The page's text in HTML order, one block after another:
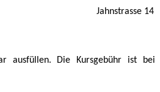
Jahnstrasse 14
ausfüllen. Die Kursgebühr ist bei